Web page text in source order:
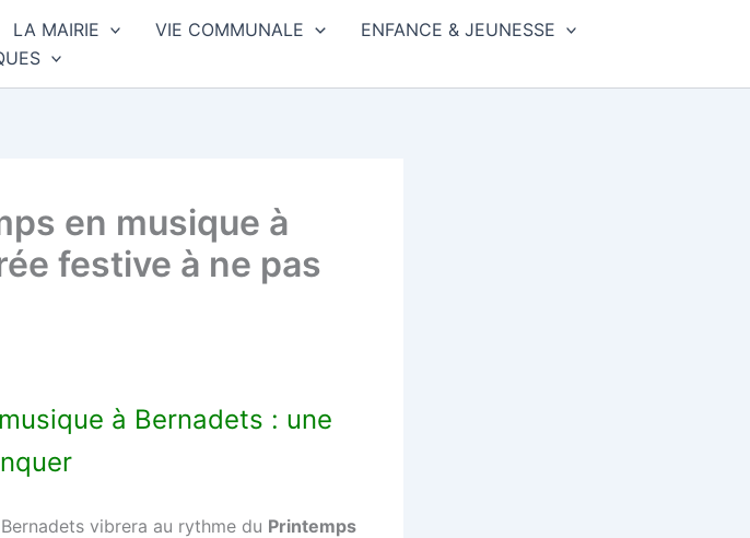
LA MAIRIE VIE COMMUNALE
ENFANCE & JEUNESSE
en musique à
festive à ne pas
à Bernadets : une
vibrera au rythme du Printemps